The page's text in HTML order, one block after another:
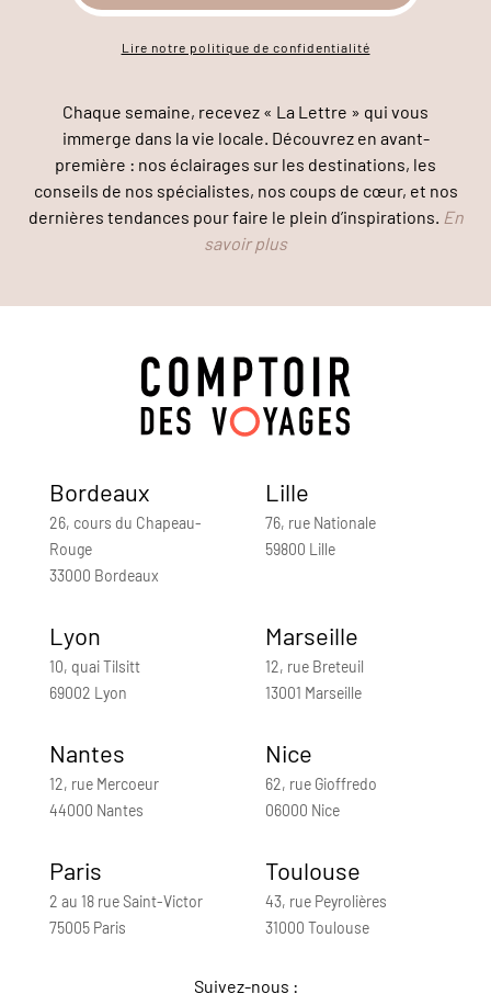
Lire notre politique de confidentialité
Chaque semaine, recevez « La Lettre » qui vous
immerge dans la vie locale. Découvrez en avant-
première : nos éclairages sur les destinations, les
conseils de nos spécialistes, nos coups de cœur, et nos
dernières tendances pour faire le plein d’inspirations. En
savoir plus
Bordeaux
26, cours du Chapeau-
Rouge
33000 Bordeaux
Lille
76, rue Nationale
59800 Lille
Lyon
10, quai Tilsitt
69002 Lyon
Marseille
12, rue Breteuil
13001 Marseille
Nantes
12, rue Mercoeur
44000 Nantes
Nice
62, rue Gioffredo
06000 Nice
Paris
2 au 18 rue Saint-Victor
75005 Paris
Toulouse
43, rue Peyrolières
31000 Toulouse
Suivez-nous :